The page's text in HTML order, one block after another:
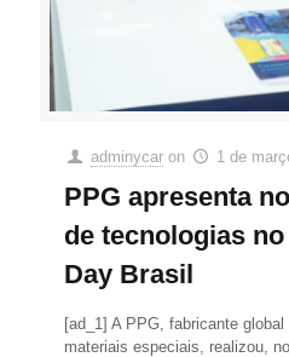
adminycar on 1 de
PPG apresenta
de tecnologias
Day Brasil
[ad_1] A PPG, fabricante
materiais especiais, realizou,